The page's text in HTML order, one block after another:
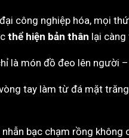
công nghiệp hóa, mọi
thể hiện bản thân lại càng
là món đồ đeo lên người
tay làm từ đá mặt
bạc chạm rồng